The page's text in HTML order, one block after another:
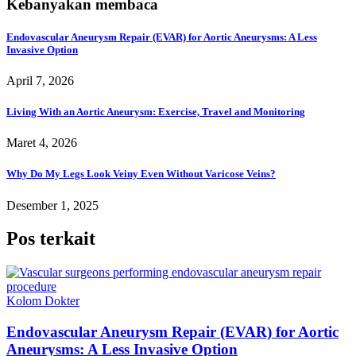
Kebanyakan membaca
Endovascular Aneurysm Repair (EVAR) for Aortic Aneurysms: A Less
Invasive Option
April 7, 2026
Living With an Aortic Aneurysm: Exercise, Travel and Monitoring
Maret 4, 2026
Why Do My Legs Look Veiny Even Without Varicose Veins?
Desember 1, 2025
Pos terkait
Kolom Dokter
Endovascular Aneurysm Repair (EVAR) for Aortic
Aneurysms: A Less Invasive Option